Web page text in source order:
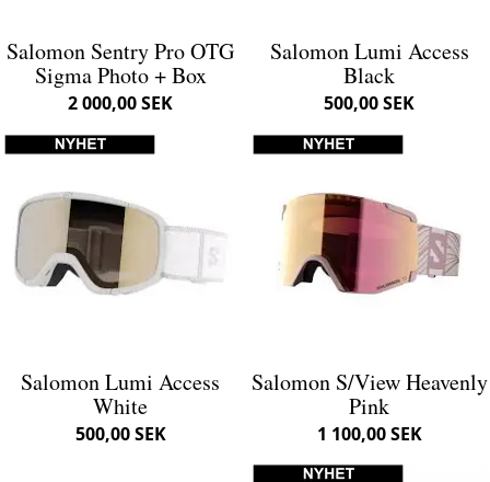
Salomon Sentry Pro OTG
Sigma Photo + Box
2 000,00 SEK
Salomon Lumi Access
Black
500,00 SEK
Salomon Lumi Access
White
500,00 SEK
Salomon S/View Heavenly
Pink
1 100,00 SEK